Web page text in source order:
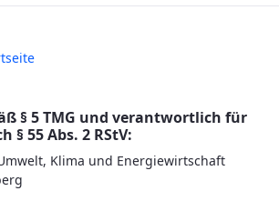
§ 5 TMG und verantwortlich für
§ 55 Abs. 2 RStV:
Klima und Energiewirtschaft